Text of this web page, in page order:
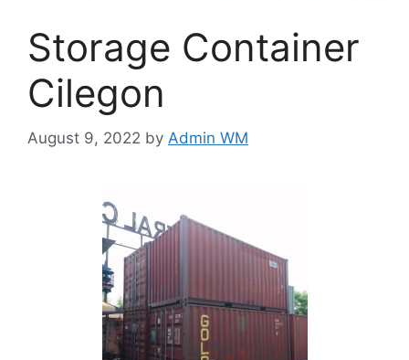
Storage Container
Cilegon
August 9, 2022 by Admin WM